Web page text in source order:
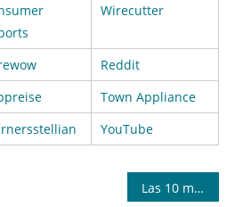
Wirecutter
Reddit
Town Appliance
YouTube
Las 10 mejores neveras según calidad/precio